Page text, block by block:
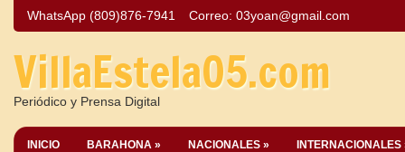
WhatsApp (809)876-7941 Correo: 03yoan@gmail.com
VillaEstela05.com
Periódico y Prensa Digital
INICIO BARAHONA » NACIONALES » INTERNACIONALES